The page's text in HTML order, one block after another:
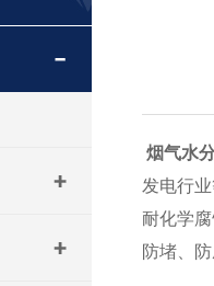
烟气水
发电行
耐化学
防堵、